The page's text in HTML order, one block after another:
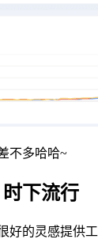
不多哈哈~
时下流行
好的灵感提供工